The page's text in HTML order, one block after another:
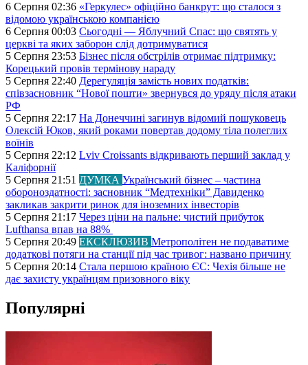
6 Серпня 02:36 «Геркулес» офіційно банкрут: що сталося з
відомою українською компанією
6 Серпня 00:03 Сьогодні — Яблучний Спас: що святять у
церкві та яких заборон слід дотримуватися
5 Серпня 23:53 Бізнес після обстрілів отримає підтримку:
Корецький провів термінову нараду
5 Серпня 22:40 Дерегуляція замість нових податків:
співзасновник “Нової пошти» звернувся до уряду після атаки
РФ
5 Серпня 22:17 На Донеччині загинув відомий пошуковець
Олексій Юков, який роками повертав додому тіла полеглих
воїнів
5 Серпня 22:12 Lviv Croissants відкривають перший заклад у
Каліфорнії
5 Серпня 21:51 ДУМКА Український бізнес – частина
обороноздатності: засновник “Медтехніки” Давиденко
закликав закрити ринок для іноземних інвесторів
5 Серпня 21:17 Через ціни на пальне: чистий прибуток
Lufthansa впав на 88%
5 Серпня 20:49 ЕКСКЛЮЗИВ Метрополітен не подаватиме
додаткові потяги на станції під час тривог: названо причину
5 Серпня 20:14 Стала першою країною ЄС: Чехія більше не
дає захисту українцям призовного віку
Популярні